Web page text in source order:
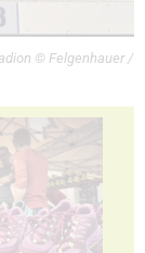
© Felgenhauer /